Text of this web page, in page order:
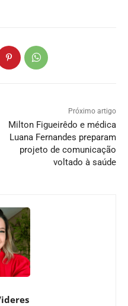
Próximo artigo
Milton Figueirêdo e médica
Luana Fernandes preparam
projeto de comunicação
voltado à saúde